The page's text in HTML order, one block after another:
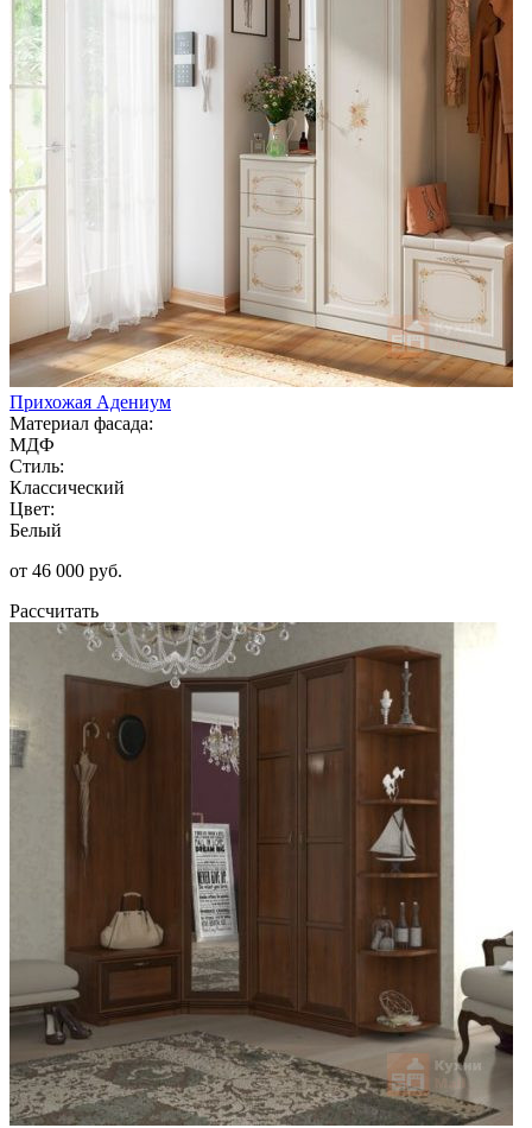
Прихожая Адениум
Материал фасада:
МДФ
Стиль:
Классический
Цвет:
Белый
от 46 000 руб.
Рассчитать